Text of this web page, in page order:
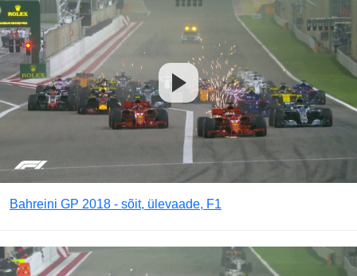
Bahreini GP 2018 - sõit, ülevaade, F1